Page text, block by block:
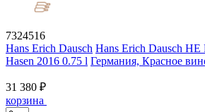
7324516
Hans Erich Dausch Hans Erich Dausch HE
Hasen 2016 0.75 l Германия, Красное
31 380 ₽
корзина